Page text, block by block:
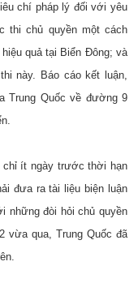
chí pháp lý đối với yêu
thi chủ quyền một cách
quả tại Biển Đông; và
này. Báo cáo kết luận,
Trung Quốc về đường 9
chỉ ít ngày trước thời hạn
đưa ra tài liệu biện luận
những đòi hỏi chủ quyền
vừa qua, Trung Quốc đã